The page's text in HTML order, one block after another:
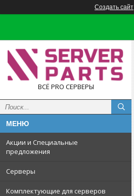
Создать сайт
ВСЁ PRO СЕРВЕРЫ
Акции и Специальные
предложения
Серверы
Комплектующие для серверов